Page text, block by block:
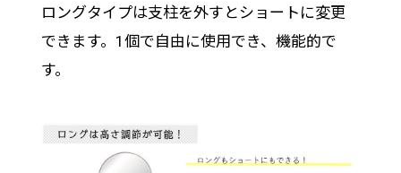
ロングタイプは支柱を外すとショートに変更
できます。1個で自由に使用でき、機能的で
す。